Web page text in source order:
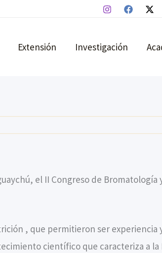
Extensión Investigación
el II Congreso de
, que permitieron ser experiencia
científico que caracteriza a la